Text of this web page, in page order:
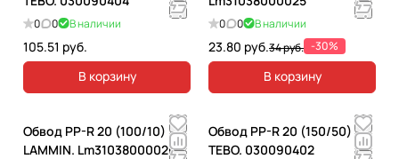
0 0 В наличии
105.51 руб.
В корзину
0 0 В наличии
23.80 руб.34 руб. -30%
В корзину
Обвод PP-R 20 (100/10)
LAMMIN. Lm31038000020
Обвод PP-R 20 (150/50)
TEBO. 030090402